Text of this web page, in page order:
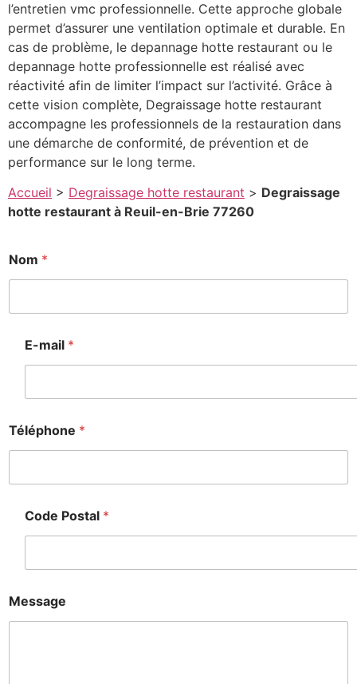
l’entretien vmc professionnelle. Cette approche globale
permet d’assurer une ventilation optimale et durable. En
cas de problème, le depannage hotte restaurant ou le
depannage hotte professionnelle est réalisé avec
réactivité afin de limiter l’impact sur l’activité. Grâce à
cette vision complète, Degraissage hotte restaurant
accompagne les professionnels de la restauration dans
une démarche de conformité, de prévention et de
performance sur le long terme.
Accueil > Degraissage hotte restaurant > Degraissage
hotte restaurant à Reuil-en-Brie 77260
Nom *
E-mail *
Téléphone *
Code Postal *
Message